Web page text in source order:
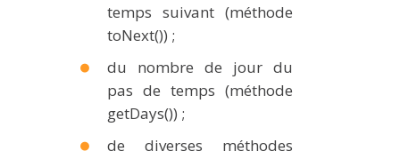
temps suivant (méthode
toNext()) ;
du nombre de jour du
pas de temps (méthode
getDays()) ;
de diverses méthodes